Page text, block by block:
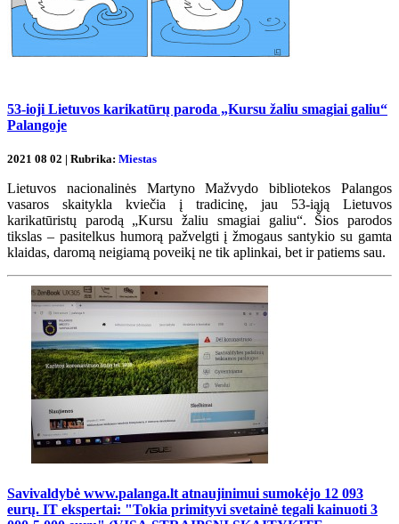
53-ioji Lietuvos karikatūrų paroda „Kursu žaliu smagiai galiu“
Palangoje
2021 08 02 | Rubrika: Miestas
Lietuvos nacionalinės Martyno Mažvydo bibliotekos Palangos
vasaros skaitykla kviečia į tradicinę, jau 53-iąją Lietuvos
karikatūristų parodą „Kursu žaliu smagiai galiu“. Šios parodos
tikslas – pasitelkus humorą pažvelgti į žmogaus santykio su gamta
klaidas, daromą neigiamą poveikį ne tik aplinkai, bet ir patiems sau.
Savivaldybė www.palanga.lt atnaujinimui sumokėjo 12 093
eurų. IT ekspertai: "Tokia primityvi svetainė tegali kainuoti 3